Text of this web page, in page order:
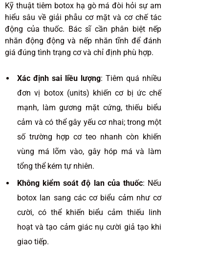
Kỹ thuật tiêm botox hạ gò má đòi hỏi sự am
hiểu sâu về giải phẫu cơ mặt và cơ chế tác
động của thuốc. Bác sĩ cần phân biệt nếp
nhăn động động và nếp nhăn tĩnh để đánh
giá đúng tình trạng cơ và chỉ định phù hợp.
Xác định sai liều lượng: Tiêm quá nhiều
đơn vị botox (units) khiến cơ bị ức chế
mạnh, làm gương mặt cứng, thiếu biểu
cảm và có thể gây yếu cơ nhai; trong một
số trường hợp cơ teo nhanh còn khiến
vùng má lõm vào, gây hóp má và làm
tổng thể kém tự nhiên.
Không kiểm soát độ lan của thuốc: Nếu
botox lan sang các cơ biểu cảm như cơ
cười, có thể khiến biểu cảm thiếu linh
hoạt và tạo cảm giác nụ cười giả tạo khi
giao tiếp.